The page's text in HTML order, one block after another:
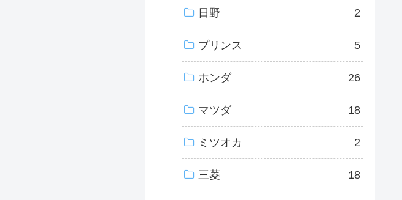
日野 2
プリンス 5
ホンダ 26
マツダ 18
ミツオカ 2
三菱 18